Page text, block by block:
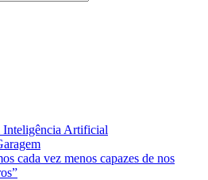
Inteligência Artificial
cada vez menos capazes de nos